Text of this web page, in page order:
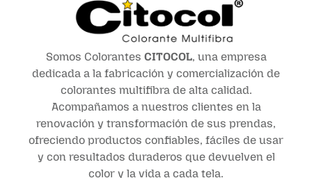
Somos Colorantes CITOCOL, una empresa
dedicada a la fabricación y comercialización de
colorantes multifibra de alta calidad.
Acompañamos a nuestros clientes en la
renovación y transformación de sus prendas,
ofreciendo productos confiables, fáciles de usar
y con resultados duraderos que devuelven el
color y la vida a cada tela.